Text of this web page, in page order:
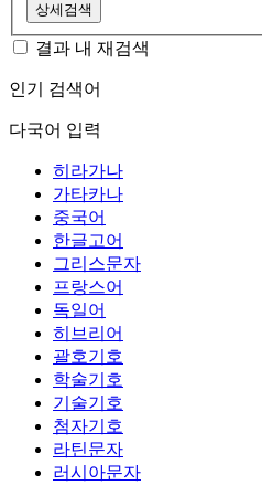
상세검색
결과 내 재검색
인기 검색어
다국어 입력
히라가나
가타카나
중국어
한글고어
그리스문자
프랑스어
독일어
히브리어
괄호기호
학술기호
기술기호
첨자기호
라틴문자
러시아문자